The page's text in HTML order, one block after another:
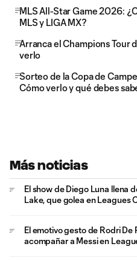
MLS All-Star Game 2026:
MLS y LIGA MX?
Arranca el Champions Tour
verlo
Sorteo de la Copa de
Cómo verlo y qué debes
Más noticias
El show de Diego Luna llena
Lake, que golea en Leagues
El emotivo gesto de Rodri De
acompañar a Messi en